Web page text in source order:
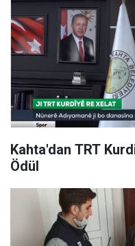
Kahta'dan TRT
Ödül